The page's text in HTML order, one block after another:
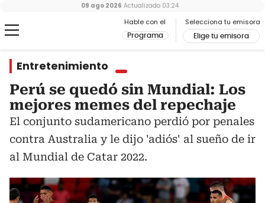
Hable con el
Programa
Selecciona tu emisora
Elige tu emisora
09 ago 2026 Actualizado 03:24
Entretenimiento
Perú se quedó sin Mundial: Los
mejores memes del repechaje
El conjunto sudamericano perdió por penales
contra Australia y le dijo 'adiós' al sueño de ir
al Mundial de Catar 2022.